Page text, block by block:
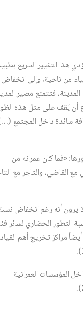
هذا التغيير السريع
من ناحية، وإلى انخفاض
الذي بلغته المدينة، فتتمتع مصير
أن يَقف على مثل هذه
سائدة داخل المجتمع
«فما كان عمرانه من
القاضي، والتاجر مع
يرون أنه رغم انخفاض
التطور الحضاري لسائر
وهي أيضاً مراكز تخريج أهم
المؤسسات العمرانية